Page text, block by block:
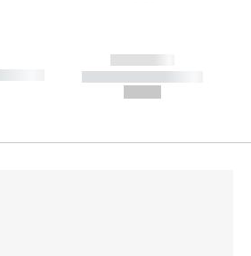
------------
----------- -----------